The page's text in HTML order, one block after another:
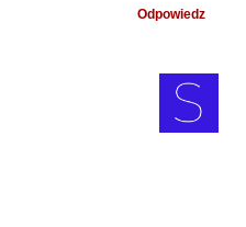
Odpowiedz